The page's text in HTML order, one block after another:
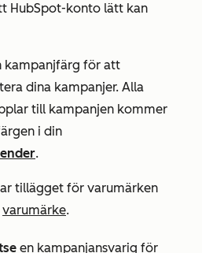
HubSpot-konto lätt kan
kampanjfärg för att
dina kampanjer. Alla
till kampanjen kommer
i din
.
tillägget för varumärken
varumärke.
en kampanjansvarig för